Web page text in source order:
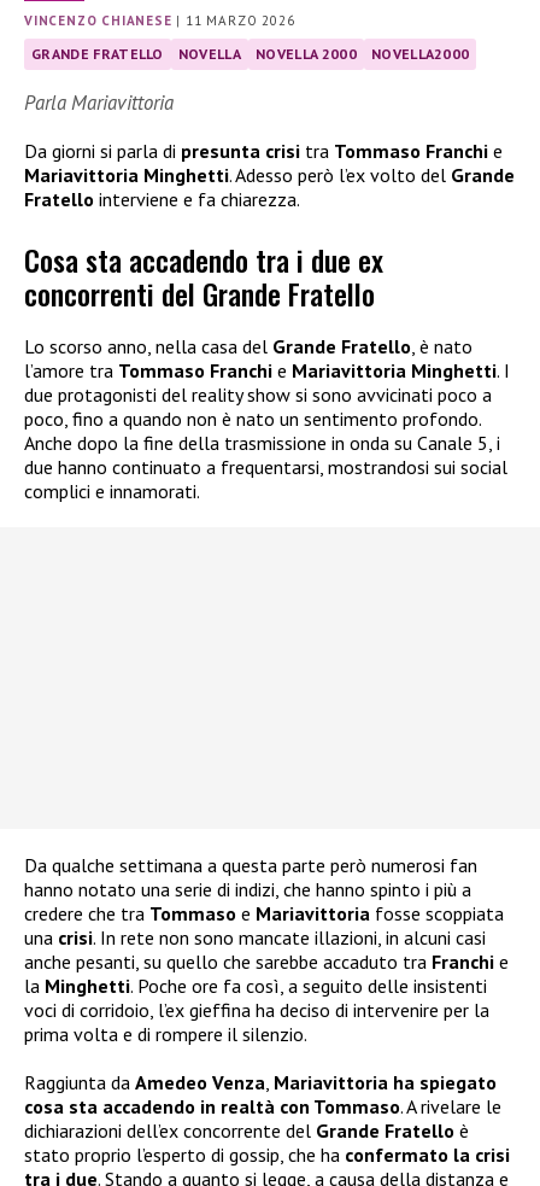
VINCENZO CHIANESE | 11 MARZO 2026
GRANDE FRATELLO NOVELLA NOVELLA 2000 NOVELLA2000
Parla Mariavittoria
Da giorni si parla di presunta crisi tra Tommaso Franchi e
Mariavittoria Minghetti. Adesso però l’ex volto del Grande
Fratello interviene e fa chiarezza.
Cosa sta accadendo tra i due ex
concorrenti del Grande Fratello
Lo scorso anno, nella casa del Grande Fratello, è nato
l’amore tra Tommaso Franchi e Mariavittoria Minghetti. I
due protagonisti del reality show si sono avvicinati poco a
poco, fino a quando non è nato un sentimento profondo.
Anche dopo la fine della trasmissione in onda su Canale 5, i
due hanno continuato a frequentarsi, mostrandosi sui social
complici e innamorati.
Da qualche settimana a questa parte però numerosi fan
hanno notato una serie di indizi, che hanno spinto i più a
credere che tra Tommaso e Mariavittoria fosse scoppiata
una crisi. In rete non sono mancate illazioni, in alcuni casi
anche pesanti, su quello che sarebbe accaduto tra Franchi e
la Minghetti. Poche ore fa così, a seguito delle insistenti
voci di corridoio, l’ex gieffina ha deciso di intervenire per la
prima volta e di rompere il silenzio.
Raggiunta da Amedeo Venza, Mariavittoria ha spiegato
cosa sta accadendo in realtà con Tommaso. A rivelare le
dichiarazioni dell’ex concorrente del Grande Fratello è
stato proprio l’esperto di gossip, che ha confermato la crisi
tra i due. Stando a quanto si legge, a causa della distanza e